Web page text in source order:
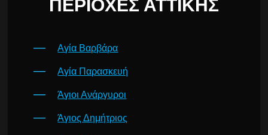
ΠΕΡΙΟΧΈΣ ΑΤΤΙΚΉΣ
Αγία Βαρβάρα
Αγία Παρασκευή
Άγιοι Ανάργυροι
Άγιος Δημήτριος